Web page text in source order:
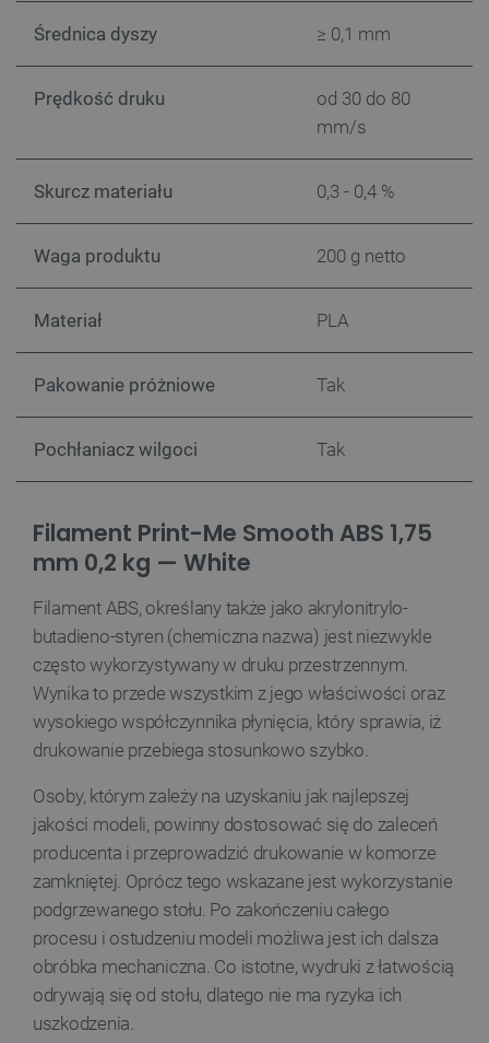
Średnica dyszy ≥ 0,1 mm
Prędkość druku
od 30 do 80
mm/s
Skurcz materiału 0,3 - 0,4 %
Waga produktu 200 g netto
Materiał PLA
Pakowanie próżniowe Tak
Pochłaniacz wilgoci Tak
Filament Print-Me Smooth ABS 1,75
mm 0,2 kg — White
Filament ABS, określany także jako akrylonitrylo-
butadieno-styren (chemiczna nazwa) jest niezwykle
często wykorzystywany w druku przestrzennym.
Wynika to przede wszystkim z jego właściwości oraz
wysokiego współczynnika płynięcia, który sprawia, iż
drukowanie przebiega stosunkowo szybko.
Osoby, którym zależy na uzyskaniu jak najlepszej
jakości modeli, powinny dostosować się do zaleceń
producenta i przeprowadzić drukowanie w komorze
zamkniętej. Oprócz tego wskazane jest wykorzystanie
podgrzewanego stołu. Po zakończeniu całego
procesu i ostudzeniu modeli możliwa jest ich dalsza
obróbka mechaniczna. Co istotne, wydruki z łatwością
odrywają się od stołu, dlatego nie ma ryzyka ich
uszkodzenia.
TARGETOWANIE
FUNKCJONALNOŚĆ
Niezbędne Targetowanie
Funkcjonalność
Niezbędne pliki cookie umożliwiają korzystanie z
podstawowych funkcji strony internetowej, takich
Bez niezbędnych plików cookie nie można
Nazwa
PrestaShop-[abcdef0123456789]{32} .botland.com.pl
VISITOR_PRIVACY_METADATA
YouTube
.youtube.com
Polityce prywatności Google